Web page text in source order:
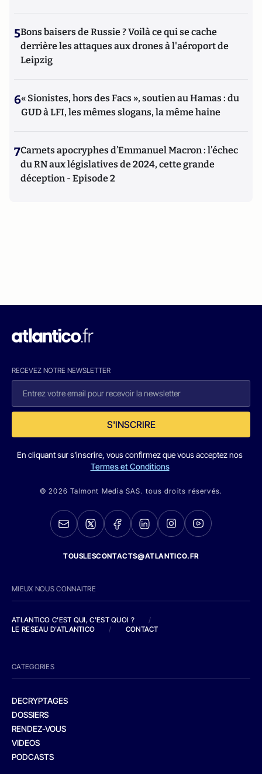
5Bons baisers de Russie ? Voilà ce qui se cache
derrière les attaques aux drones à l'aéroport de
Leipzig
6« Sionistes, hors des Facs », soutien au Hamas : du
GUD à LFI, les mêmes slogans, la même haine
7Carnets apocryphes d’Emmanuel Macron : l’échec
du RN aux législatives de 2024, cette grande
déception - Episode 2
RECEVEZ NOTRE NEWSLETTER
S'INSCRIRE
En cliquant sur s'inscrire, vous confirmez que vous acceptez nos
Termes et Conditions
© 2026 Talmont Media SAS. tous droits réservés.
TOUSLESCONTACTS@ATLANTICO.FR
MIEUX NOUS CONNAITRE
ATLANTICO C'EST QUI, C'EST QUOI ?
/
LE RESEAU D'ATLANTICO
/ CONTACT
CATEGORIES
DECRYPTAGES
DOSSIERS
RENDEZ-VOUS
VIDEOS
PODCASTS